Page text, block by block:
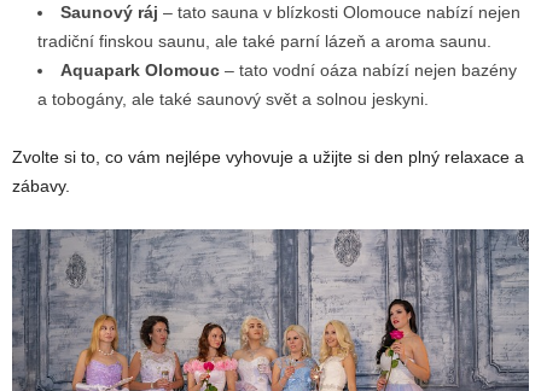
Saunový ráj – tato sauna v blízkosti Olomouce nabízí nejen
tradiční finskou saunu, ale také parní lázeň a aroma saunu.
Aquapark Olomouc – tato vodní oáza nabízí nejen bazény
a tobogány, ale také saunový svět a solnou jeskyni.
Zvolte si to, co vám nejlépe vyhovuje a užijte si den plný relaxace a
zábavy.